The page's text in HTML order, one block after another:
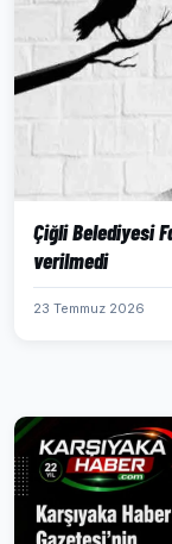
Çiğli Belediyesi
verilmedi
23 Temmuz 2026